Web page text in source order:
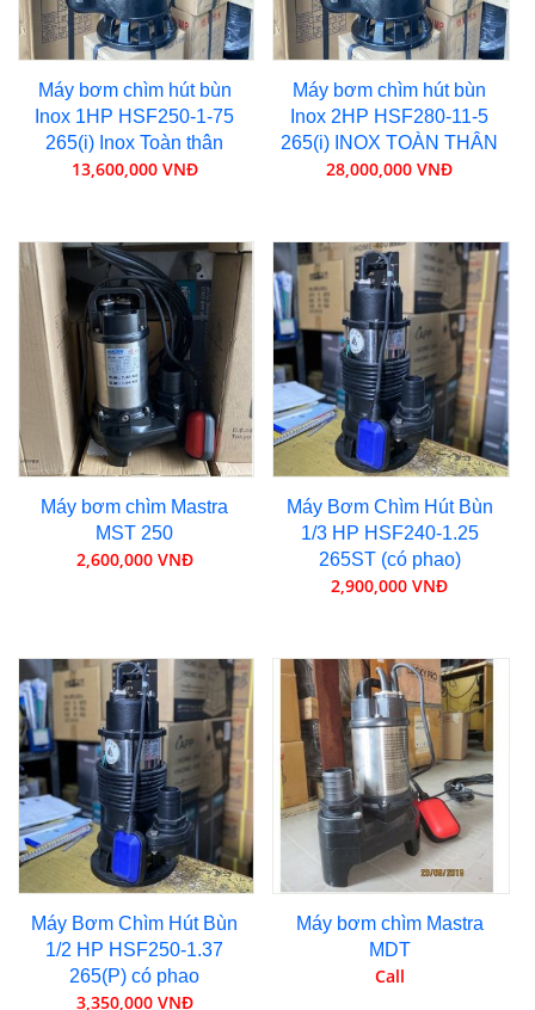
Máy bơm chìm hút bùn
Inox 1HP HSF250-1-75
265(i) Inox Toàn thân
13,600,000 VNĐ
Máy bơm chìm hút bùn
Inox 2HP HSF280-11-5
265(i) INOX TOÀN THÂN
28,000,000 VNĐ
Máy bơm chìm Mastra
MST 250
2,600,000 VNĐ
Máy Bơm Chìm Hút Bùn
1/3 HP HSF240-1.25
265ST (có phao)
2,900,000 VNĐ
Máy Bơm Chìm Hút Bùn
1/2 HP HSF250-1.37
265(P) có phao
3,350,000 VNĐ
Máy bơm chìm Mastra
MDT
Call